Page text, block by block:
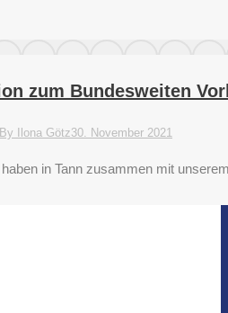
zum Bundesweiten
By Ilona Götz30. November 2021
in Tann zusammen mit